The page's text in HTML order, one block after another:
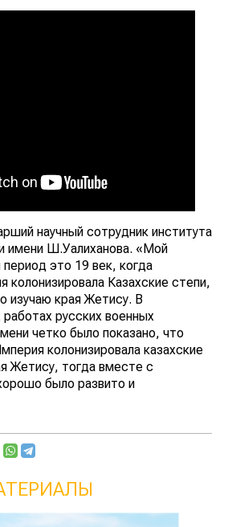
научный сотрудник института
имени Ш.Уалиханова. «Мой
это 19 век, когда
колонизировала Казахские степи,
изучаю края Жетису. В
русских военных
четко было показано, что
колонизировала казахские
Жетису, тогда вместе с
было развито и